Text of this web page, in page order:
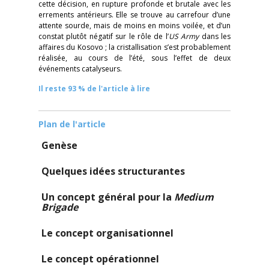
cette décision, en rupture profonde et brutale avec les
errements antérieurs. Elle se trouve au carrefour d’une
attente sourde, mais de moins en moins voilée, et d’un
constat plutôt négatif sur le rôle de l’US Armydans les
affaires du Kosovo ; la cristallisation s’est probablement
réalisée, au cours de l’été, sous l’effet de deux
événements catalyseurs.
Il reste 93 % de l'article à lire
Plan de l'article
Genèse
Quelques idées structurantes
Un concept général pour la Medium
Brigade
Le concept organisationnel
Le concept opérationnel